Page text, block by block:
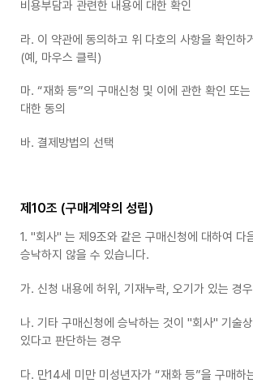
비용부담과 관련한 내용에 대한 확인
라. 이 약관에 동의하고 위 다호의 사항을 확인하
(예, 마우스 클릭)
마. “재화 등”의 구매신청 및 이에 관한 확인 또
대한 동의
바. 결제방법의 선택
제10조 (구매계약의 성립)
1. "회사" 는 제9조와 같은 구매신청에 대하여 다
승낙하지 않을 수 있습니다.
가. 신청 내용에 허위, 기재누락, 오기가 있는 경우
나. 기타 구매신청에 승낙하는 것이 "회사" 기술
있다고 판단하는 경우
다. 만14세 미만 미성년자가 “재화 등”을 구매하